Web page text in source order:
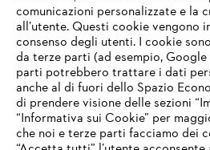
STIHL FAQ
Service
IHR BROWSER WIRD
comunicazioni personalizzate e la
all’utente. Questi cookie vengono
consenso degli utenti. I cookie
da terze parti (ad esempio, Google
parti potrebbero trattare i dati
anche al di fuori dello Spazio
di prendere visione delle sezioni
“Informativa sui Cookie” per
che noi e terze parti facciamo dei